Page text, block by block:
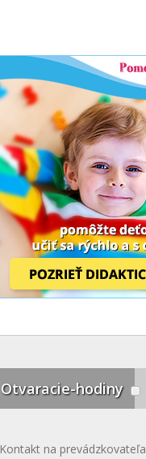
Otvaracie-hodiny
Kontakt na prevádzkovateľa